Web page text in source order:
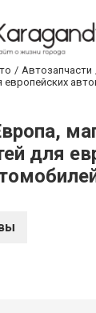
Автозапчасти
европейских
для